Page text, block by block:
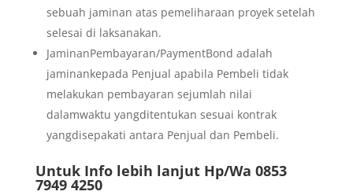
sebuah jaminan atas pemeliharaan proyek setelah
selesai di laksanakan.
JaminanPembayaran/PaymentBond adalah
jaminankepada Penjual apabila Pembeli tidak
melakukan pembayaran sejumlah nilai
dalamwaktu yangditentukan sesuai kontrak
yangdisepakati antara Penjual dan Pembeli.
Untuk Info lebih lanjut Hp/Wa 0853
7949 4250